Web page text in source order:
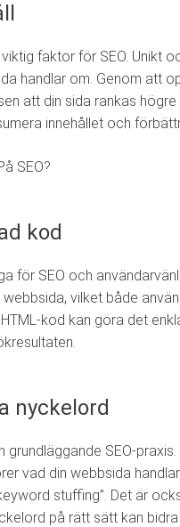
faktor för SEO. Unikt
handlar om. Genom att
att din sida rankas
innehållet och
kod
för SEO och
vilket både
kod kan göra det
nyckelord
SEO-
vad din webbsida
stuffing”. Det är
på rätt sätt kan
Projektbeskrivning
Kort beskrivning av